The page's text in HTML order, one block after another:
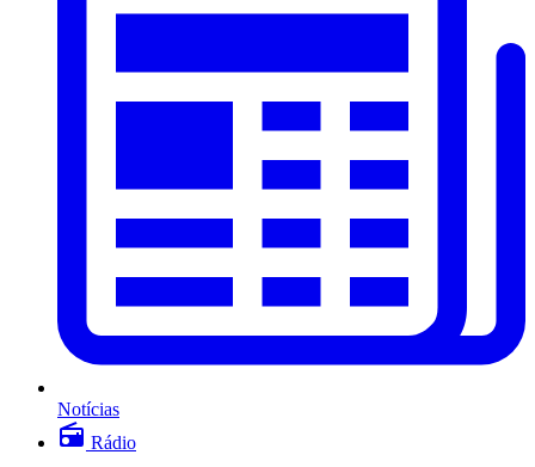
Notícias
Rádio